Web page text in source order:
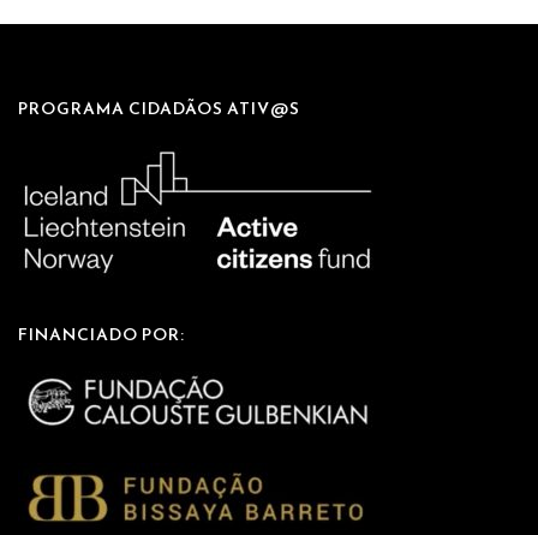
PROGRAMA CIDADÃOS ATIV@S
FINANCIADO POR: